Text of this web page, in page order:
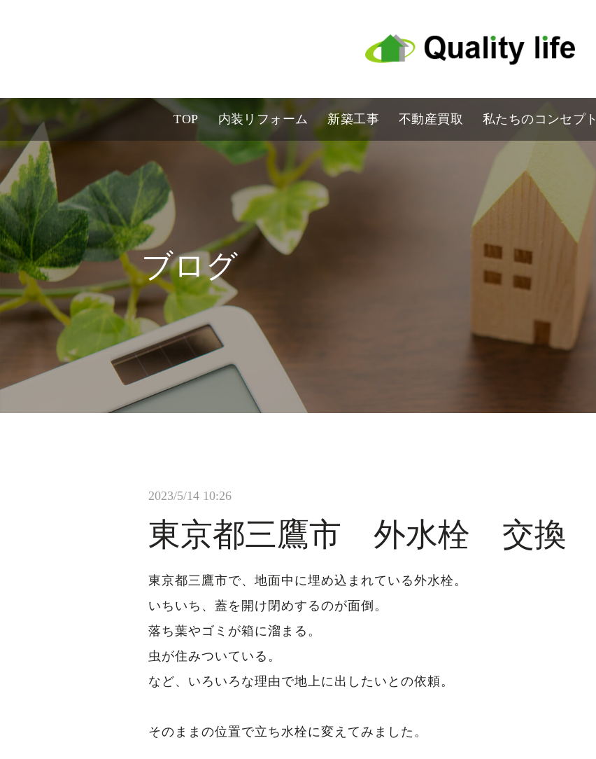
ブログ
2023/5/14 10:26
東京都三鷹市 外水栓 交換
東京都三鷹市で、地面中に埋め込まれている外水栓。
いちいち、蓋を開け閉めするのが面倒。
落ち葉やゴミが箱に溜まる。
虫が住みついている。
など、いろいろな理由で地上に出したいとの依頼。
そのままの位置で立ち水栓に変えてみました。
TOP 内装リフォーム 新築工事 不動産買取 私たちのコンセプト